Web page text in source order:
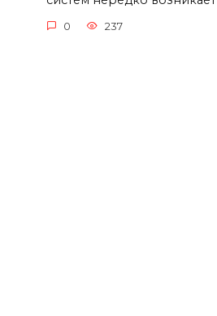
0 237